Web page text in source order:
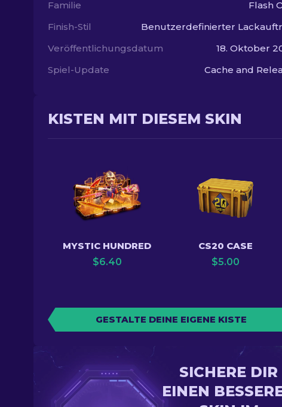
Familie
Flash
Finish-Stil
Benutzerdefinierter
Veröffentlichungsdatum
18. Oktober
Spiel-Update
Cache and
KISTEN MIT DIESEM SKIN
MYSTIC HUNDRED
$6.40
CS20 CASE
$5.00
GESTALTE DEINE EIGENE KISTE
SICHERE DIR
EINEN